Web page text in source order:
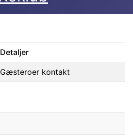
Detaljer
Gæsteroer kontakt